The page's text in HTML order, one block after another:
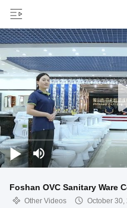
Foshan OVC Sanitary Ware
Other Videos
October 30,